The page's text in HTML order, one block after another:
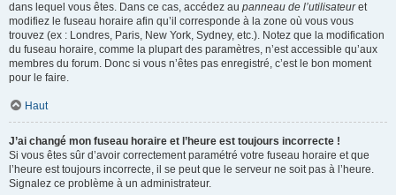
dans lequel vous êtes. Dans ce cas, accédez au panneau de l’utilisateuret
modifiez le fuseau horaire afin qu’il corresponde à la zone où vous vous
trouvez (ex : Londres, Paris, New York, Sydney, etc.). Notez que la modification
du fuseau horaire, comme la plupart des paramètres, n’est accessible qu’aux
membres du forum. Donc si vous n’êtes pas enregistré, c’est le bon moment
pour le faire.
Haut
J’ai changé mon fuseau horaire et l’heure est toujours incorrecte !
Si vous êtes sûr d’avoir correctement paramétré votre fuseau horaire et que
l’heure est toujours incorrecte, il se peut que le serveur ne soit pas à l’heure.
Signalez ce problème à un administrateur.